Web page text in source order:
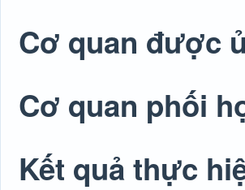
Cơ quan được
Cơ quan phối
Kết quả thực